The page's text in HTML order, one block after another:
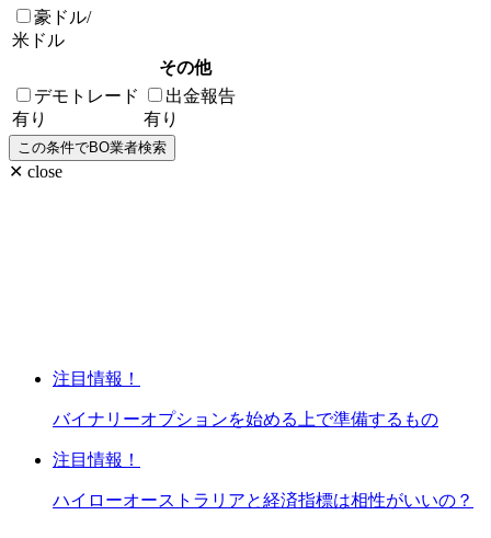
豪ドル/
米ドル
その他
デモトレード
有り
出金報告
有り
✕ close
注目情報！
バイナリーオプションを始める上で準備するもの
注目情報！
ハイローオーストラリアと経済指標は相性がいいの？